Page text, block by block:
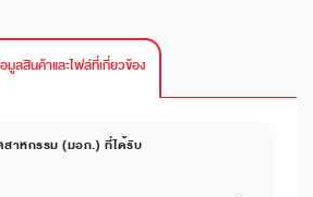
มูลสินค้าและไฟล์ที่เกี่ยวข้อง
าหกรรม (มอก.) ที่ได้รับ